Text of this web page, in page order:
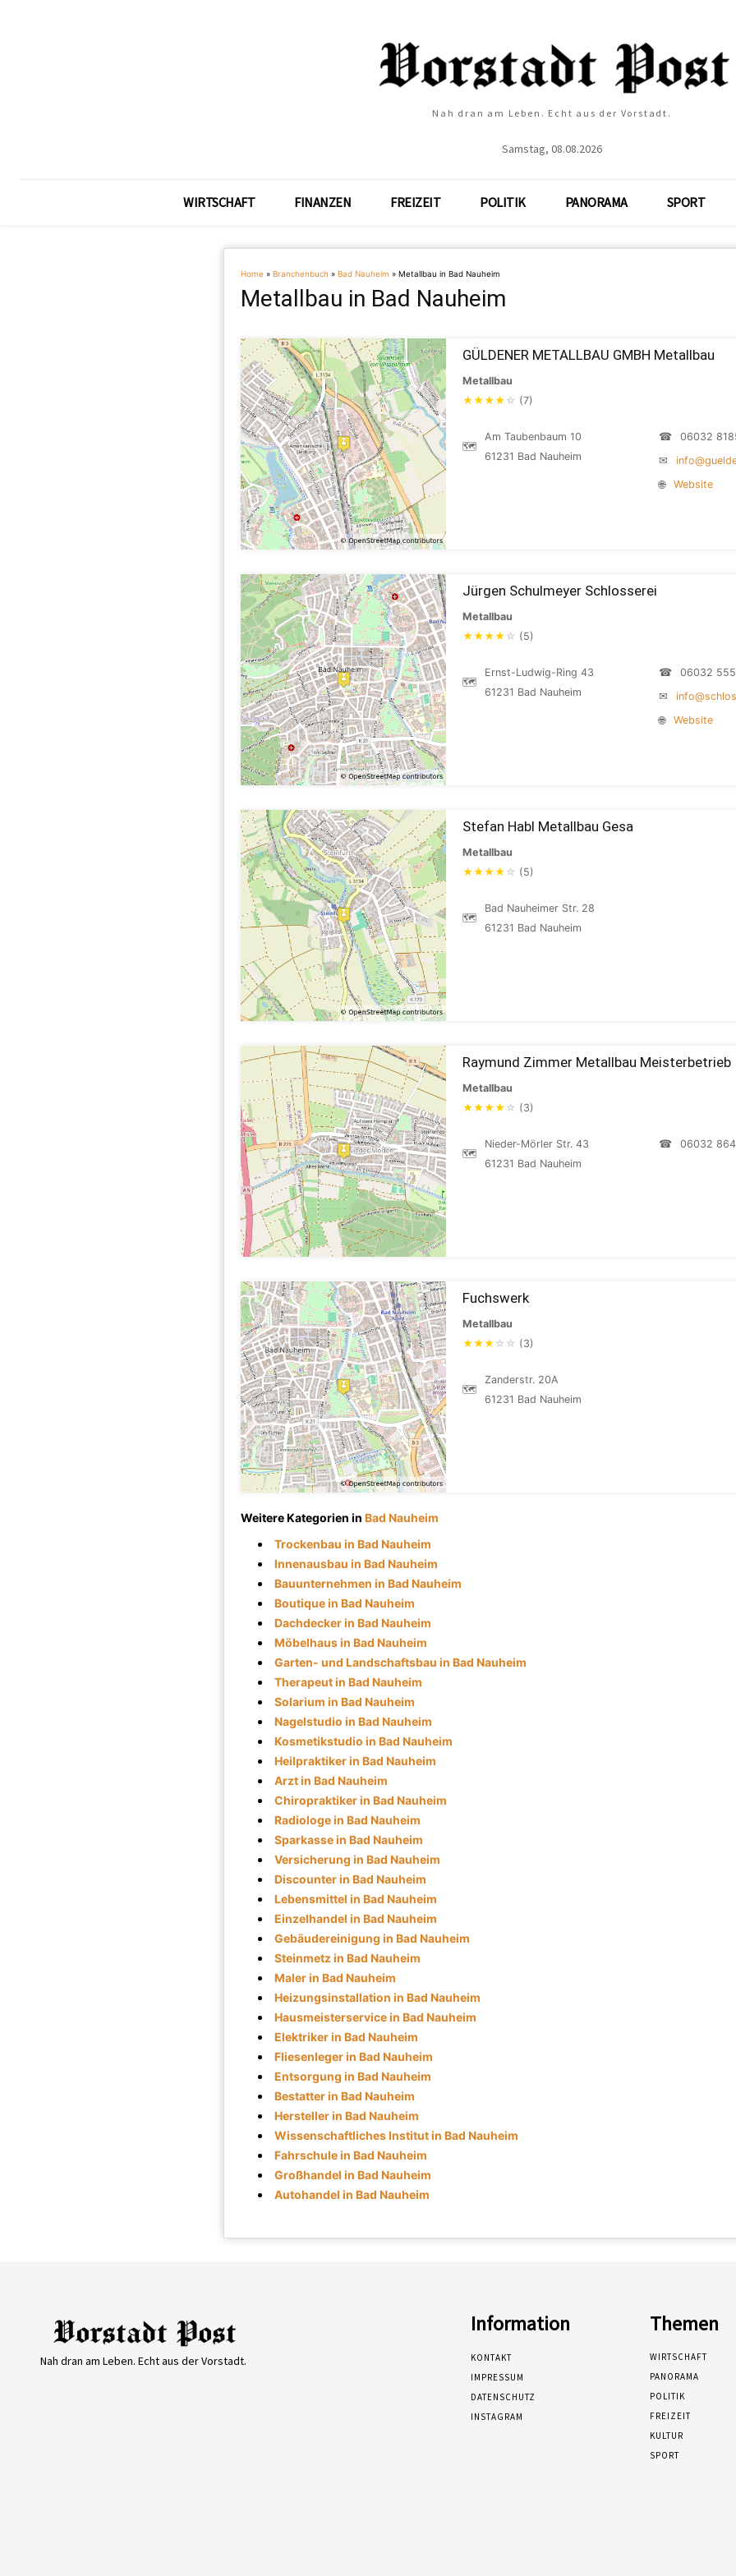
Nah dran am Leben. Echt aus der Vorstadt.
Samstag, 08.08.2026
WIRTSCHAFT FINANZEN FREIZEIT POLITIK PANORAMA SPORT
Home » Branchenbuch » Bad Nauheim » Metallbau in Bad Nauheim
Metallbau in Bad Nauheim
GÜLDENER METALLBAU GMBH Metallbau
Metallbau
★★★★ ☆ (7)
🗺
Am Taubenbaum 10
61231 Bad Nauheim
☎
06032
✉
🌐
Website
Jürgen Schulmeyer Schlosserei
Metallbau
★★★★ ☆ (5)
🗺
Ernst-Ludwig-Ring 43
61231 Bad Nauheim
☎
06032
✉
🌐
Website
Stefan Habl Metallbau Gesa
Metallbau
★★★★ ☆ (5)
🗺
Bad Nauheimer Str. 28
61231 Bad Nauheim
Raymund Zimmer Metallbau Meisterbetrieb
Metallbau
★★★★ ☆ (3)
🗺
Nieder-Mörler Str. 43
61231 Bad Nauheim
☎ 06032
Fuchswerk
Metallbau
★★★ ☆ ☆ (3)
🗺
Zanderstr. 20A
61231 Bad Nauheim
Weitere Kategorien in Bad Nauheim
Trockenbau in Bad Nauheim
Innenausbau in Bad Nauheim
Bauunternehmen in Bad Nauheim
Boutique in Bad Nauheim
Dachdecker in Bad Nauheim
Möbelhaus in Bad Nauheim
Garten- und Landschaftsbau in Bad Nauheim
Therapeut in Bad Nauheim
Solarium in Bad Nauheim
Nagelstudio in Bad Nauheim
Kosmetikstudio in Bad Nauheim
Heilpraktiker in Bad Nauheim
Arzt in Bad Nauheim
Chiropraktiker in Bad Nauheim
Radiologe in Bad Nauheim
Sparkasse in Bad Nauheim
Versicherung in Bad Nauheim
Discounter in Bad Nauheim
Lebensmittel in Bad Nauheim
Einzelhandel in Bad Nauheim
Gebäudereinigung in Bad Nauheim
Steinmetz in Bad Nauheim
Maler in Bad Nauheim
Heizungsinstallation in Bad Nauheim
Hausmeisterservice in Bad Nauheim
Elektriker in Bad Nauheim
Fliesenleger in Bad Nauheim
Entsorgung in Bad Nauheim
Bestatter in Bad Nauheim
Hersteller in Bad Nauheim
Wissenschaftliches Institut in Bad Nauheim
Fahrschule in Bad Nauheim
Großhandel in Bad Nauheim
Autohandel in Bad Nauheim
Nah dran am Leben. Echt aus der Vorstadt.
Information
KONTAKT
IMPRESSUM
DATENSCHUTZ
INSTAGRAM
Themen
WIRTSCHAFT
PANORAMA
POLITIK
FREIZEIT
KULTUR
SPORT